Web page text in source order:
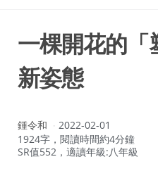
一棵開花的「
新姿態
作
者：
鍾令和
2022-02-01
1924字，閱讀時間約4分鐘
SR值552，適讀年級:八年級